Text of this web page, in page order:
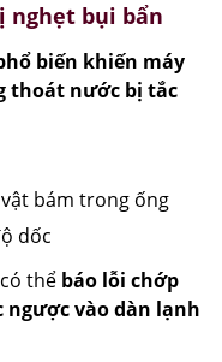
nghẹt bụi bẩn
biến khiến máy
thoát nước bị tắc
bám trong ống
dốc
thể báo lỗi chớp
vào dàn lạnh